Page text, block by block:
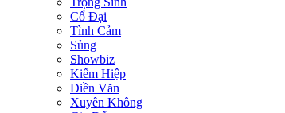
Cổ Đại
Tình Cảm
Sủng
Showbiz
Kiếm Hiệp
Điền Văn
Xuyên Không